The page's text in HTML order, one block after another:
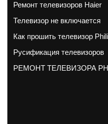
Ремонт телевизоров Haier
Телевизор не включается
Как прошить телевизор
Русификация телевизоров
РЕМОНТ ТЕЛЕВИЗОРА